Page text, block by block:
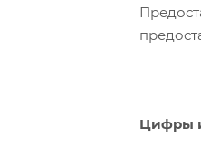
Цифры